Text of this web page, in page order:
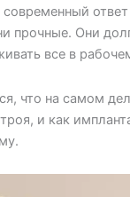
прочные. Они
все в
что на самом
и как